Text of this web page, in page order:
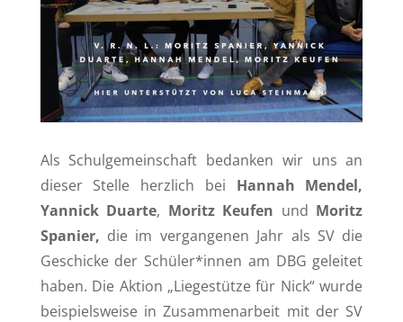
Als Schulgemeinschaft bedanken wir uns an
dieser Stelle herzlich bei Hannah Mendel,
Yannick Duarte, Moritz Keufen und Moritz
Spanier, die im vergangenen Jahr als SV die
Geschicke der Schüler*innen am DBG geleitet
haben. Die Aktion „Liegestütze für Nick“ wurde
beispielsweise in Zusammenarbeit mit der SV